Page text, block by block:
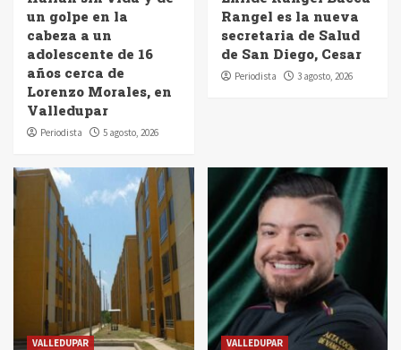
un golpe en la
cabeza a un
adolescente de 16
años cerca de
Lorenzo Morales, en
Valledupar
Periodista 5 agosto, 2026
Rangel es la nueva
secretaria de Salud
de San Diego, Cesar
Periodista 3 agosto, 2026
VALLEDUPAR VALLEDUPAR